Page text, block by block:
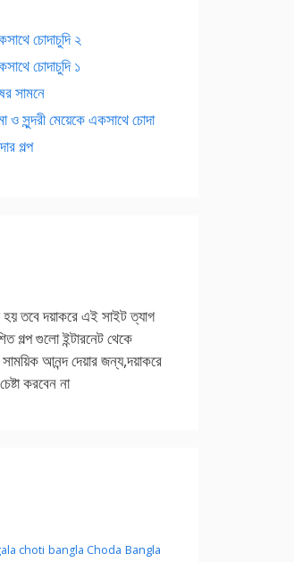
চোদাচুদি ২
চোদাচুদি ১
সামনে
মেয়েকে একসাথে চোদা
গল্প
তবে দয়াকরে এই সাইট ত্যাগ
গল্প গুলো ইন্টারনেট থেকে
আনন্দ দেয়ার জন্য,দয়াকরে
করবেন না
choti bangla Choda Bangla